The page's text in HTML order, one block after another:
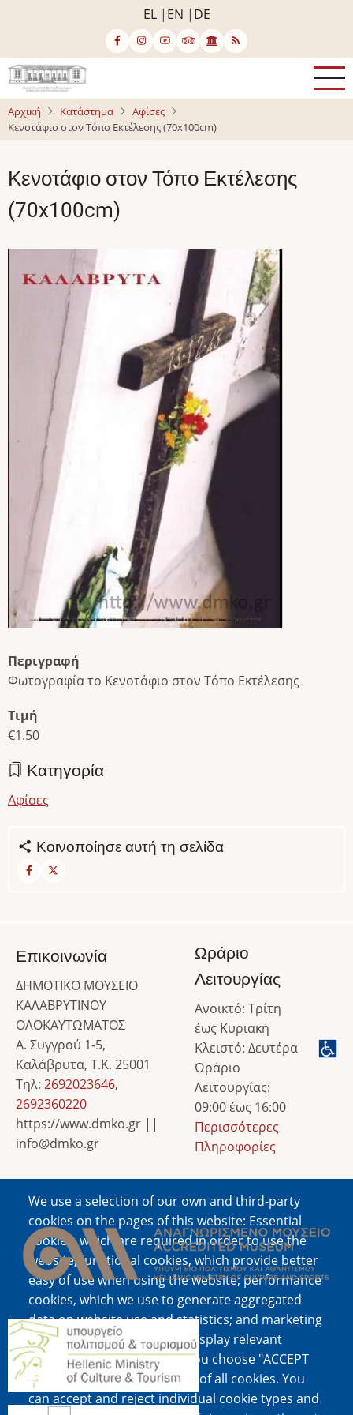
κυρίως
περιεχόμενο
EL EN DE
Αρχική Κατάστημα
Αφίσες
Κενοτάφιο στον Τόπο Εκτέλεσης (70x100cm)
Κενοτάφιο στον Τόπο Εκτέλεσης
(70x100cm)
Περιγραφή
Φωτογραφία το Κενοτάφιο στον Τόπο Εκτέλεσης
Τιμή
€1.50
Κατηγορία
Αφίσες
Κοινοποίησε αυτή τη σελίδα
We use a selection of our own and third-party
cookies on the pages of this website: Essential
cookies, which are required in order to use the
website; functional cookies, which provide better
easy of use when using the website; performance
cookies, which we use to generate aggregated
data on website use and statistics; and marketing
cookies, which are used to display relevant
content and advertising. If you choose "ACCEPT
ALL", you consent to the use of all cookies. You
can accept and reject individual cookie types and
Επικοινωνία
ΔΗΜΟΤΙΚΟ ΜΟΥΣΕΙΟ
ΚΑΛΑΒΡΥΤΙΝΟΥ
ΟΛΟΚΑΥΤΩΜΑΤΟΣ
Α. Συγγρού 1-5,
Καλάβρυτα, Τ.Κ. 25001
Τηλ: 2692023646,
2692360220
https://www.dmko.gr ||
info@dmko.gr
Ωράριο
Λειτουργίας
Ανοικτό: Τρίτη
έως Κυριακή
Κλειστό: Δευτέρα
Ωράριο
Λειτουργίας:
09:00 έως 16:00
Περισσότερες
Πληροφορίες
Image
Image